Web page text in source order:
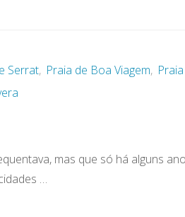
Serrat, Praia de Boa Viagem,
mas que só há alguns
…